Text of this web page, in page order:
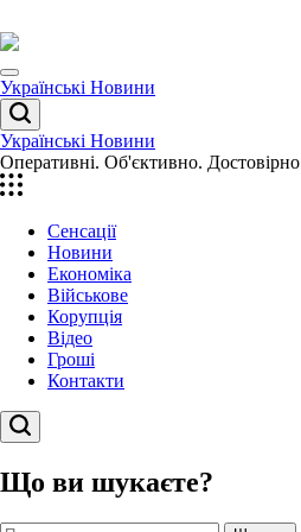
до
вмісту
Menu
Українські Новини
Пошук
Українські Новини
Оперативні. Об'єктивно. Достовірно
Сенсації
Новини
Економіка
Військове
Корупція
Відео
Гроші
Контакти
Пошук
Що ви шукаєте?